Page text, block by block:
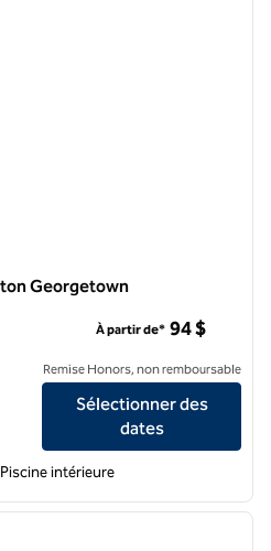
Georgetown
Garden Inn Lexington
À partir de* 94 $
Remise Honors, non remboursable
Sélectionner des
dates
Piscine intérieure